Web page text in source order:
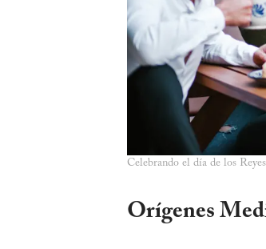
Celebrando el día de los
Orígenes